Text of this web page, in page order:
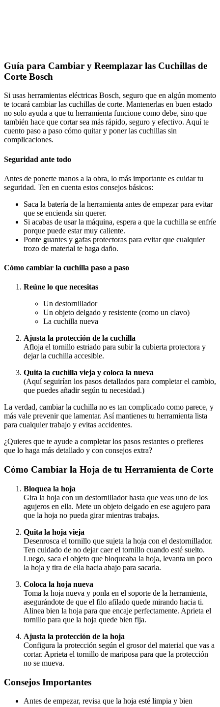
Guía para Cambiar y Reemplazar las Cuchillas de
Corte Bosch
Si usas herramientas eléctricas Bosch, seguro que en algún momento
te tocará cambiar las cuchillas de corte. Mantenerlas en buen estado
no solo ayuda a que tu herramienta funcione como debe, sino que
también hace que cortar sea más rápido, seguro y efectivo. Aquí te
cuento paso a paso cómo quitar y poner las cuchillas sin
complicaciones.
Seguridad ante todo
Antes de ponerte manos a la obra, lo más importante es cuidar tu
seguridad. Ten en cuenta estos consejos básicos:
Saca la batería de la herramienta antes de empezar para evitar
que se encienda sin querer.
Si acabas de usar la máquina, espera a que la cuchilla se enfríe
porque puede estar muy caliente.
Ponte guantes y gafas protectoras para evitar que cualquier
trozo de material te haga daño.
Cómo cambiar la cuchilla paso a paso
Reúne lo que necesitas
Un destornillador
Un objeto delgado y resistente (como un clavo)
La cuchilla nueva
Ajusta la protección de la cuchilla
Afloja el tornillo estriado para subir la cubierta protectora y
dejar la cuchilla accesible.
Quita la cuchilla vieja y coloca la nueva
(Aquí seguirían los pasos detallados para completar el cambio,
que puedes añadir según tu necesidad.)
La verdad, cambiar la cuchilla no es tan complicado como parece, y
más vale prevenir que lamentar. Así mantienes tu herramienta lista
para cualquier trabajo y evitas accidentes.
¿Quieres que te ayude a completar los pasos restantes o prefieres
que lo haga más detallado y con consejos extra?
Cómo Cambiar la Hoja de tu Herramienta de Corte
Bloquea la hoja
Gira la hoja con un destornillador hasta que veas uno de los
agujeros en ella. Mete un objeto delgado en ese agujero para
que la hoja no pueda girar mientras trabajas.
Quita la hoja vieja
Desenrosca el tornillo que sujeta la hoja con el destornillador.
Ten cuidado de no dejar caer el tornillo cuando esté suelto.
Luego, saca el objeto que bloqueaba la hoja, levanta un poco
la hoja y tira de ella hacia abajo para sacarla.
Coloca la hoja nueva
Toma la hoja nueva y ponla en el soporte de la herramienta,
asegurándote de que el filo afilado quede mirando hacia ti.
Alinea bien la hoja para que encaje perfectamente. Aprieta el
tornillo para que la hoja quede bien fija.
Ajusta la protección de la hoja
Configura la protección según el grosor del material que vas a
cortar. Aprieta el tornillo de mariposa para que la protección
no se mueva.
Consejos Importantes
Antes de empezar, revisa que la hoja esté limpia y bien